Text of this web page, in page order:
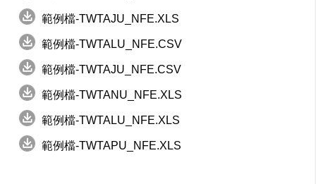
範例檔-TWTAJU_NFE.XLS
範例檔-TWTALU_NFE.CSV
範例檔-TWTAJU_NFE.CSV
範例檔-TWTANU_NFE.XLS
範例檔-TWTALU_NFE.XLS
範例檔-TWTAPU_NFE.XLS